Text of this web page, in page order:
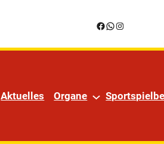
Facebook
WhatsApp
Instagram
Aktuelles Organe